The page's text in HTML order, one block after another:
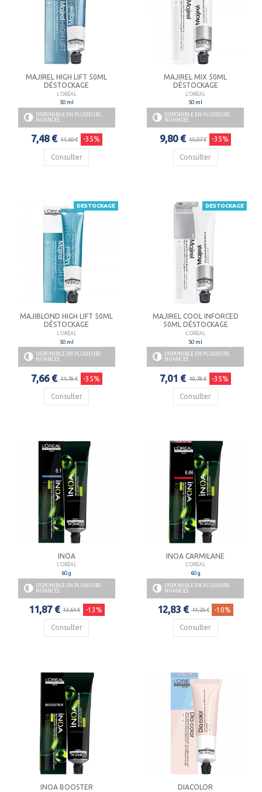
MAJIREL HIGH LIFT 50ML
DÉSTOCKAGE
L'ORÉAL
50 ml
DISPONIBLE EN PLUSIEURS
NUANCES
7,48 € 11,50 € -35%
Consulter
MAJIREL MIX 50ML
DÉSTOCKAGE
L'ORÉAL
50 ml
DISPONIBLE EN PLUSIEURS
NUANCES
9,80 € 15,07 € -35%
Consulter
DESTOCKAGE
MAJIBLOND HIGH LIFT 50ML
DÉSTOCKAGE
L'ORÉAL
50 ml
DISPONIBLE EN PLUSIEURS
NUANCES
7,66 € 11,78 € -35%
Consulter
DESTOCKAGE
MAJIREL COOL INFORCED
50ML DÉSTOCKAGE
L'ORÉAL
50 ml
DISPONIBLE EN PLUSIEURS
NUANCES
7,01 € 10,78 € -35%
Consulter
INOA
L'ORÉAL
60 g
DISPONIBLE EN PLUSIEURS
NUANCES
11,87 € 13,64 € -13%
Consulter
INOA CARMILANE
L'ORÉAL
60 g
DISPONIBLE EN PLUSIEURS
NUANCES
12,83 € 14,25 € -10%
Consulter
INOA BOOSTER DIACOLOR